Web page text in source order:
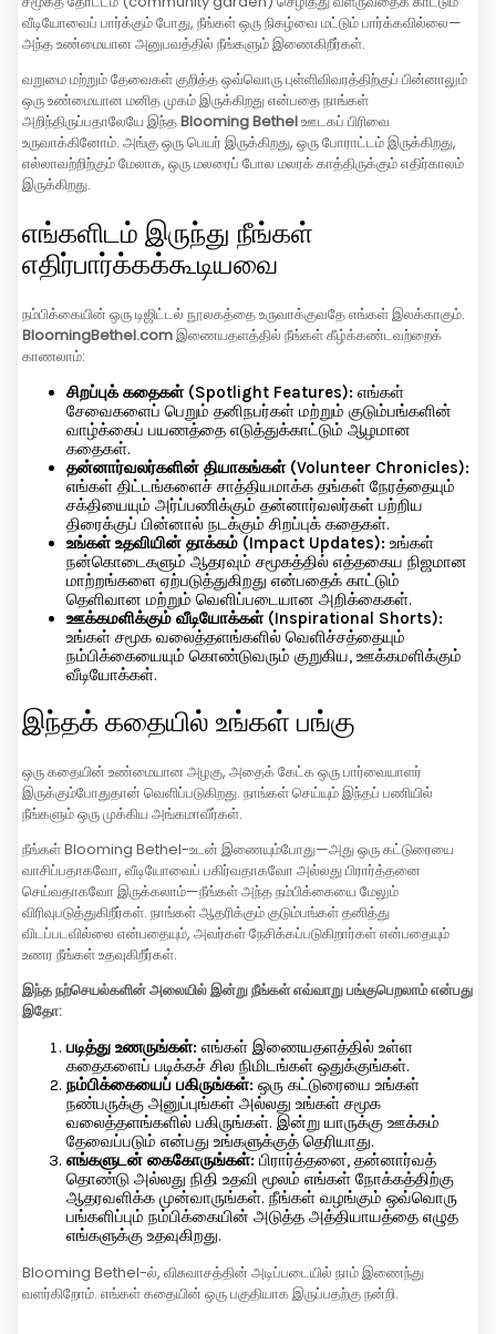
வீடியோவைப் பார்க்கும் போது, நீங்கள் ஒரு நிகழ்வை மட்டும் பார்க்கவில்லை—
அந்த உண்மையான அனுபவத்தில் நீங்களும் இணைகிறீர்கள்.
வறுமை மற்றும் தேவைகள் குறித்த ஒவ்வொரு புள்ளிவிவரத்திற்குப் பின்னாலும்
ஒரு உண்மையான மனித முகம் இருக்கிறது என்பதை நாங்கள்
அறிந்திருப்பதாலேயே இந்தBlooming Bethelஊடகப் பிரிவை
உருவாக்கினோம். அங்கு ஒரு பெயர் இருக்கிறது, ஒரு போராட்டம் இருக்கிறது,
எல்லாவற்றிற்கும் மேலாக, ஒரு மலரைப் போல மலரக் காத்திருக்கும் எதிர்காலம்
இருக்கிறது.
எங்களிடம் இருந்து நீங்கள்
எதிர்பார்க்கக்கூடியவை
நம்பிக்கையின் ஒரு டிஜிட்டல் நூலகத்தை உருவாக்குவதே எங்கள் இலக்காகும்.
BloomingBethel.comஇணையதளத்தில் நீங்கள் கீழ்க்கண்டவற்றைக்
காணலாம்:
சிறப்புக் கதைகள் (Spotlight Features): எங்கள்
சேவைகளைப் பெறும் தனிநபர்கள் மற்றும் குடும்பங்களின்
வாழ்க்கைப் பயணத்தை எடுத்துக்காட்டும் ஆழமான
கதைகள்.
தன்னார்வலர்களின் தியாகங்கள் (Volunteer Chronicles):
எங்கள் திட்டங்களைச் சாத்தியமாக்க தங்கள் நேரத்தையும்
சக்தியையும் அர்ப்பணிக்கும் தன்னார்வலர்கள் பற்றிய
திரைக்குப் பின்னால் நடக்கும் சிறப்புக் கதைகள்.
உங்கள் உதவியின் தாக்கம் (Impact Updates): உங்கள்
நன்கொடைகளும் ஆதரவும் சமூகத்தில் எத்தகைய நிஜமான
மாற்றங்களை ஏற்படுத்துகிறது என்பதைக் காட்டும்
தெளிவான மற்றும் வெளிப்படையான அறிக்கைகள்.
ஊக்கமளிக்கும் வீடியோக்கள் (Inspirational Shorts):
உங்கள் சமூக வலைத்தளங்களில் வெளிச்சத்தையும்
நம்பிக்கையையும் கொண்டுவரும் குறுகிய, ஊக்கமளிக்கும்
வீடியோக்கள்.
இந்தக் கதையில் உங்கள் பங்கு
ஒரு கதையின் உண்மையான அழகு, அதைக் கேட்க ஒரு பார்வையாளர்
இருக்கும்போதுதான் வெளிப்படுகிறது. நாங்கள் செய்யும் இந்தப் பணியில்
நீங்களும் ஒரு முக்கிய அங்கமாவீர்கள்.
நீங்கள் Blooming Bethel-உடன் இணையும்போது—அது ஒரு கட்டுரையை
வாசிப்பதாகவோ, வீடியோவைப் பகிர்வதாகவோ அல்லது பிரார்த்தனை
செய்வதாகவோ இருக்கலாம்—நீங்கள் அந்த நம்பிக்கையை மேலும்
விரிவுபடுத்துகிறீர்கள். நாங்கள் ஆதரிக்கும் குடும்பங்கள் தனித்து
விடப்படவில்லை என்பதையும், அவர்கள் நேசிக்கப்படுகிறார்கள் என்பதையும்
உணர நீங்கள் உதவுகிறீர்கள்.
இந்த நற்செயல்களின் அலையில் இன்று நீங்கள் எவ்வாறு பங்குபெறலாம் என்பது
இதோ:
படித்து உணருங்கள்: எங்கள் இணையதளத்தில் உள்ள
கதைகளைப் படிக்கச் சில நிமிடங்கள் ஒதுக்குங்கள்.
நம்பிக்கையைப் பகிருங்கள்: ஒரு கட்டுரையை உங்கள்
நண்பருக்கு அனுப்புங்கள் அல்லது உங்கள் சமூக
வலைத்தளங்களில் பகிருங்கள். இன்று யாருக்கு ஊக்கம்
தேவைப்படும் என்பது உங்களுக்குத் தெரியாது.
எங்களுடன் கைகோருங்கள்: பிரார்த்தனை, தன்னார்வத்
தொண்டு அல்லது நிதி உதவி மூலம் எங்கள் நோக்கத்திற்கு
ஆதரவளிக்க முன்வாருங்கள். நீங்கள் வழங்கும் ஒவ்வொரு
பங்களிப்பும் நம்பிக்கையின் அடுத்த அத்தியாயத்தை எழுத
எங்களுக்கு உதவுகிறது.
Blooming Bethel-ல், விசுவாசத்தின் அடிப்படையில் நாம் இணைந்து
வளர்கிறோம். எங்கள் கதையின் ஒரு பகுதியாக இருப்பதற்கு நன்றி.